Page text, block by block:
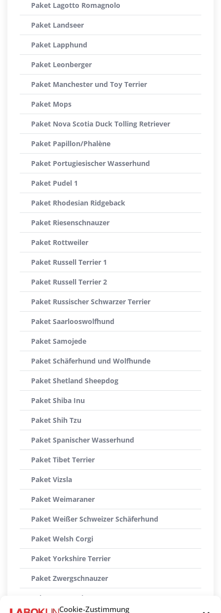
Cookie-Zustimmung
Paket Lagotto Romagnolo
Paket Landseer
Paket Lapphund
Paket Leonberger
Paket Manchester und Toy Terrier
Paket Mops
Paket Nova Scotia Duck Tolling Retriever
Paket Papillon/Phalène
Paket Portugiesischer Wasserhund
Paket Pudel 1
Paket Rhodesian Ridgeback
Paket Riesenschnauzer
Paket Rottweiler
Paket Russell Terrier 1
Paket Russell Terrier 2
Paket Russischer Schwarzer Terrier
Paket Saarlooswolfhund
Paket Samojede
Paket Schäferhund und Wolfhunde
Paket Shetland Sheepdog
Paket Shiba Inu
Paket Shih Tzu
Paket Spanischer Wasserhund
Paket Tibet Terrier
Paket Vizsla
Paket Weimaraner
Paket Weißer Schweizer Schäferhund
Paket Welsh Corgi
Paket Yorkshire Terrier
Paket Zwergschnauzer
Paket Zwergspitz